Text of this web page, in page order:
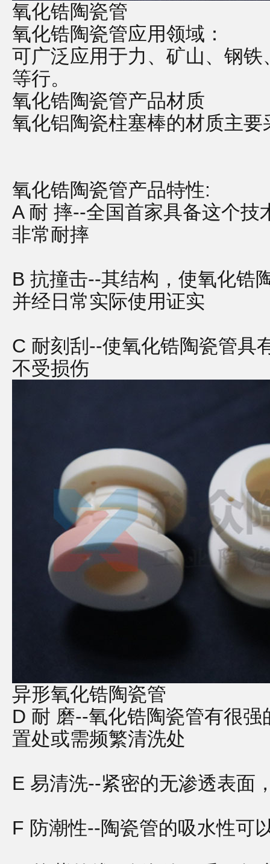
氧化锆陶瓷管
氧化锆陶瓷管应用领域：
可广泛应用于力、矿山、钢
等行。
氧化锆陶瓷管产品材质
氧化铝陶瓷柱塞棒的材质主
氧化锆陶瓷管产品特性:
A 耐 摔--全国首家具备这个技
非常耐摔
B 抗撞击--其结构，使氧化锆
并经日常实际使用证实
C 耐刻刮--使氧化锆陶瓷管具
不受损伤
异形氧化锆陶瓷管
D 耐 磨--氧化锆陶瓷管有很
置处或需频繁清洗处
E 易清洗--紧密的无渗透表面
F 防潮性--陶瓷管的吸水性可